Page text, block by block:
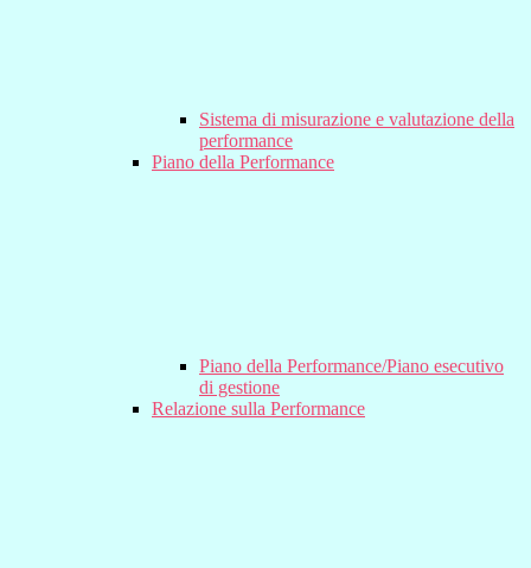
Sistema di misurazione e valutazione della
performance
Piano della Performance
Piano della Performance/Piano esecutivo
di gestione
Relazione sulla Performance